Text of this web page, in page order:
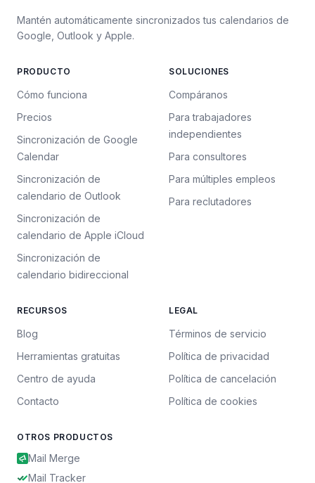
Mantén automáticamente sincronizados tus calendarios de
Google, Outlook y Apple.
PRODUCTO
Cómo funciona
Precios
Sincronización de Google
Calendar
Sincronización de
calendario de Outlook
Sincronización de
calendario de Apple iCloud
Sincronización de
calendario bidireccional
SOLUCIONES
Compáranos
Para trabajadores
independientes
Para consultores
Para múltiples empleos
Para reclutadores
RECURSOS
Blog
Herramientas gratuitas
Centro de ayuda
Contacto
LEGAL
Términos de servicio
Política de privacidad
Política de cancelación
Política de cookies
OTROS PRODUCTOS
Mail Merge
Mail Tracker